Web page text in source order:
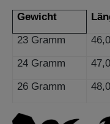
Gewicht
23 Gramm
24 Gramm
26 Gramm